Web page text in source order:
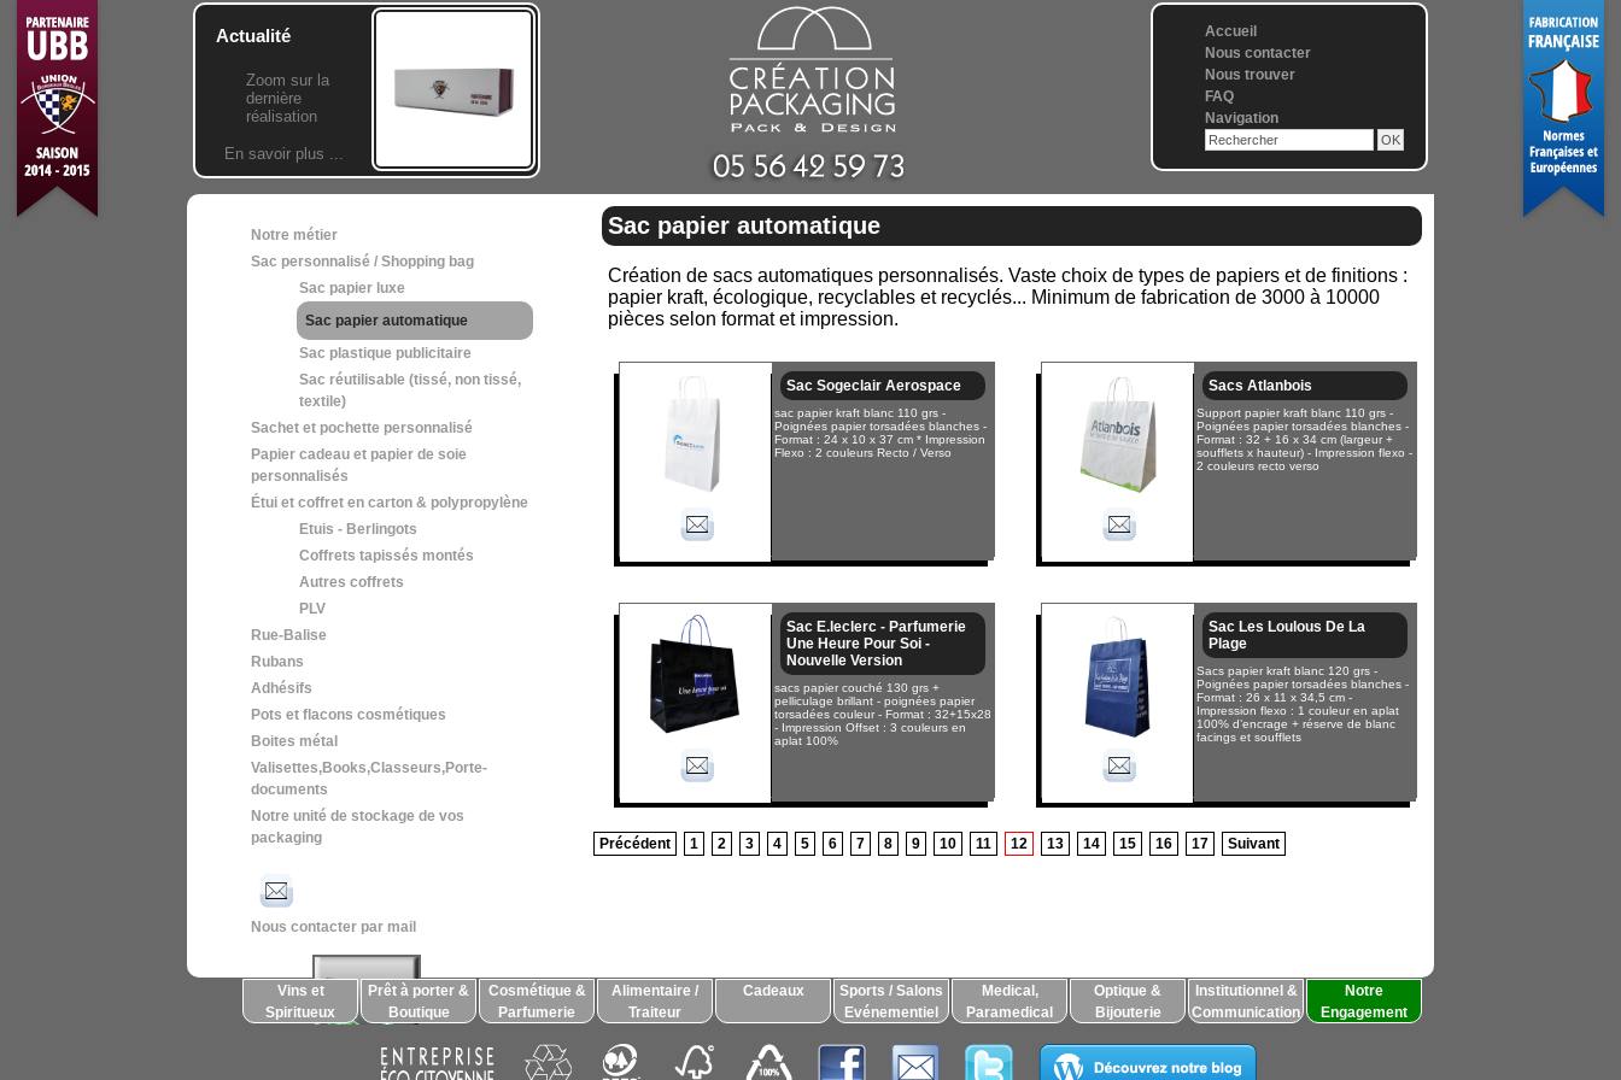
Accueil
Nous contacter
Nous trouver
FAQ
Navigation
Actualité
Zoom sur la
dernière
réalisation
En savoir plus ...
Notre métier
Sac personnalisé / Shopping bag
Sac papier luxe
Sac papier automatique
Sac plastique publicitaire
Sac réutilisable (tissé, non tissé,
textile)
Sachet et pochette personnalisé
Papier cadeau et papier de soie
personnalisés
Étui et coffret en carton & polypropylène
Etuis - Berlingots
Coffrets tapissés montés
Autres coffrets
PLV
Rue-Balise
Rubans
Adhésifs
Pots et flacons cosmétiques
Boites métal
Valisettes,Books,Classeurs,Porte-
documents
Notre unité de stockage de vos
packaging
Nous contacter par mail
Sac papier automatique
Création de sacs automatiques personnalisés. Vaste choix de types de papiers et de finitions :
papier kraft, écologique, recyclables et recyclés... Minimum de fabrication de 3000 à 10000
pièces selon format et impression.
Sac Sogeclair Aerospace
sac papier kraft blanc 110 grs -
Poignées papier torsadées blanches -
Format : 24 x 10 x 37 cm * Impression
Flexo : 2 couleurs Recto / Verso
Sacs Atlanbois
Support papier kraft blanc 110 grs -
Poignées papier torsadées blanches -
Format : 32 + 16 x 34 cm (largeur +
soufflets x hauteur) - Impression flexo -
2 couleurs recto verso
Sac E.leclerc - Parfumerie
Une Heure Pour Soi -
Nouvelle Version
sacs papier couché 130 grs +
pelliculage brillant - poignées papier
torsadées couleur - Format : 32+15x28
- Impression Offset : 3 couleurs en
aplat 100%
Sac Les Loulous De La
Plage
Sacs papier kraft blanc 120 grs -
Poignées papier torsadées blanches -
Format : 26 x 11 x 34,5 cm -
Impression flexo : 1 couleur en aplat
100% d’encrage + réserve de blanc
facings et soufflets
Précédent 1 2 3 4 5 6 7 8 9 10 11 12 13 14 15 16 17 Suivant
Vins et
Spiritueux
Prêt à porter &
Boutique
Cosmétique &
Parfumerie
Alimentaire /
Traiteur
Cadeaux
Sports / Salons
Evénementiel
Medical,
Paramedical
Optique &
Bijouterie
Institutionnel &
Communication
Notre
Engagement